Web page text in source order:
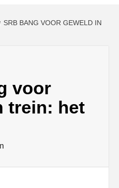
SRB BANG VOOR GEWELD IN
voor
trein: het